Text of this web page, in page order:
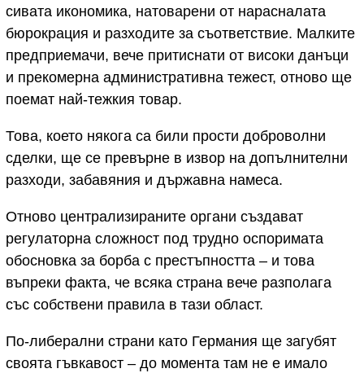
сивата икономика, натоварени от нарасналата
бюрокрация и разходите за съответствие. Малките
предприемачи, вече притиснати от високи данъци
и прекомерна административна тежест, отново ще
поемат най-тежкия товар.
Това, което някога са били прости доброволни
сделки, ще се превърне в извор на допълнителни
разходи, забавяния и държавна намеса.
Отново централизираните органи създават
регулаторна сложност под трудно оспоримата
обосновка за борба с престъпността – и това
въпреки факта, че всяка страна вече разполага
със собствени правила в тази област.
По-либерални страни като Германия ще загубят
своята гъвкавост – до момента там не е имало